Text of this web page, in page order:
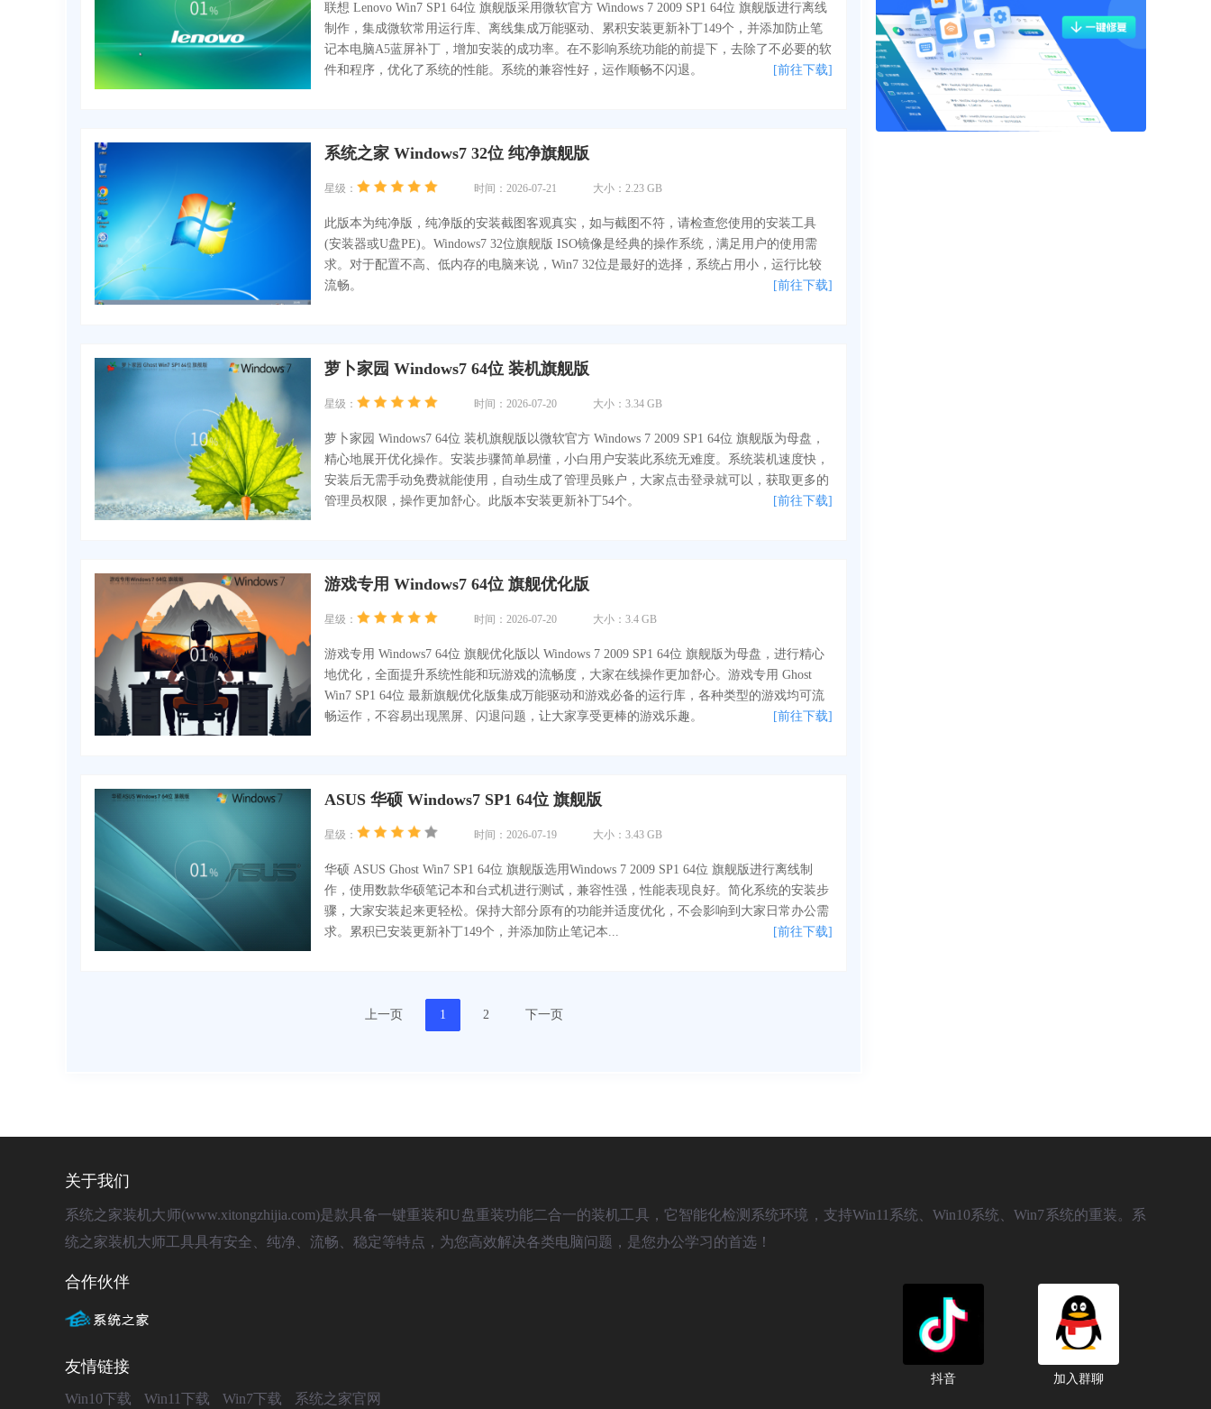
联想 Lenovo Win7 SP1 64位 旗舰版采用微软官方 Windows 7 2009 SP1 64位 旗舰版进行离线
制作，集成微软常用运行库、离线集成万能驱动、累积安装更新补丁149个，并添加防止笔
记本电脑A5蓝屏补丁，增加安装的成功率。在不影响系统功能的前提下，去除了不必要的软
件和程序，优化了系统的性能。系统的兼容性好，运作顺畅不闪退。
[前往下载]
系统之家 Windows7 32位 纯净旗舰版
星级： 时间：2026-07-21 大小：2.23 GB
此版本为纯净版，纯净版的安装截图客观真实，如与截图不符，请检查您使用的安装工具
(安装器或U盘PE)。Windows7 32位旗舰版 ISO镜像是经典的操作系统，满足用户的使用需
求。对于配置不高、低内存的电脑来说，Win7 32位是最好的选择，系统占用小，运行比较
流畅。
[前往下载]
萝卜家园 Windows7 64位 装机旗舰版
星级： 时间：2026-07-20 大小：3.34 GB
萝卜家园 Windows7 64位 装机旗舰版以微软官方 Windows 7 2009 SP1 64位 旗舰版为母盘，
精心地展开优化操作。安装步骤简单易懂，小白用户安装此系统无难度。系统装机速度快，
安装后无需手动免费就能使用，自动生成了管理员账户，大家点击登录就可以，获取更多的
管理员权限，操作更加舒心。此版本安装更新补丁54个。
[前往下载]
游戏专用 Windows7 64位 旗舰优化版
星级： 时间：2026-07-20 大小：3.4 GB
游戏专用 Windows7 64位 旗舰优化版以 Windows 7 2009 SP1 64位 旗舰版为母盘，进行精心
地优化，全面提升系统性能和玩游戏的流畅度，大家在线操作更加舒心。游戏专用 Ghost
Win7 SP1 64位 最新旗舰优化版集成万能驱动和游戏必备的运行库，各种类型的游戏均可流
畅运作，不容易出现黑屏、闪退问题，让大家享受更棒的游戏乐趣。
[前往下载]
ASUS 华硕 Windows7 SP1 64位 旗舰版
星级： 时间：2026-07-19 大小：3.43 GB
华硕 ASUS Ghost Win7 SP1 64位 旗舰版选用Windows 7 2009 SP1 64位 旗舰版进行离线制
作，使用数款华硕笔记本和台式机进行测试，兼容性强，性能表现良好。简化系统的安装步
骤，大家安装起来更轻松。保持大部分原有的功能并适度优化，不会影响到大家日常办公需
求。累积已安装更新补丁149个，并添加防止笔记本...
[前往下载]
上一页 1 2 下一页
关于我们
系统之家装机大师(www.xitongzhijia.com)是款具备一键重装和U盘重装功能二合一的装机工具，它智能化检测系统环境，支持Win11系统、Win10系统、Win7系统的重装。系
统之家装机大师工具具有安全、纯净、流畅、稳定等特点，为您高效解决各类电脑问题，是您办公学习的首选！
合作伙伴
友情链接
Win10下载 Win11下载 Win7下载 系统之家官网
抖音 加入群聊